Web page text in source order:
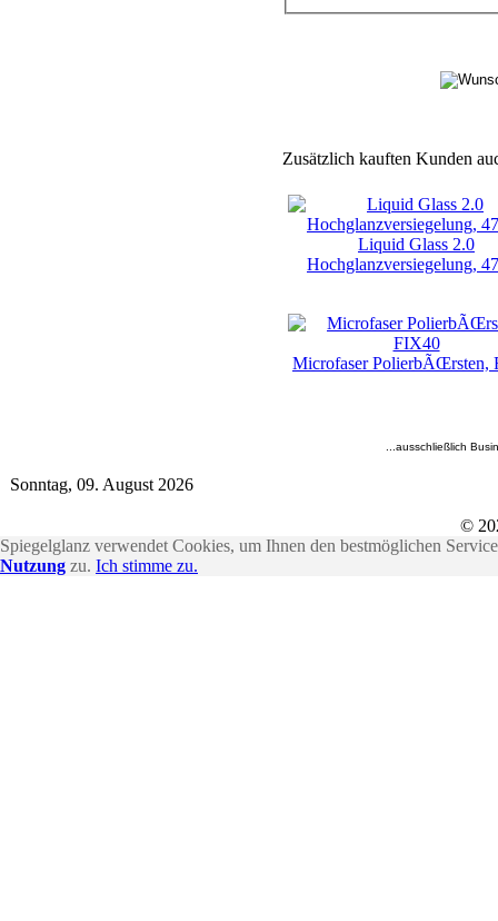
Zusätzlich kauften Kunden
Liquid Glass 2.0
Hochglanzversiegelung,
Microfaser PolierbÃŒrsten,
...ausschließlich
Sonntag, 09. August 2026
©
Spiegelglanz verwendet Cookies, um Ihnen den bestmöglichen
Nutzung zu. Ich stimme zu.